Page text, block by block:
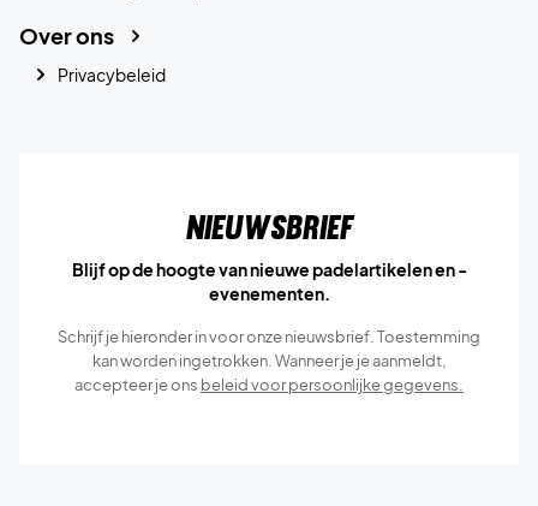
Over ons
Privacybeleid
Nieuwsbrief
Blijf op de hoogte van nieuwe padelartikelen en -
evenementen.
Schrijf je hieronder in voor onze nieuwsbrief. Toestemming
kan worden ingetrokken. Wanneer je je aanmeldt,
accepteer je ons beleid voor persoonlijke gegevens.